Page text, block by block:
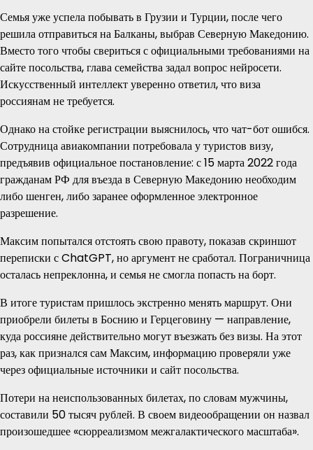
Семья уже успела побывать в Грузии и Турции, после чего
решила отправиться на Балканы, выбрав Северную Македонию.
Вместо того чтобы свериться с официальными требованиями на
сайте посольства, глава семейства задал вопрос нейросети.
Искусственный интеллект уверенно ответил, что виза
россиянам не требуется.
Однако на стойке регистрации выяснилось, что чат-бот ошибся.
Сотрудница авиакомпании потребовала у туристов визу,
предъявив официальное постановление: с 15 марта 2022 года
гражданам РФ для въезда в Северную Македонию необходим
либо шенген, либо заранее оформленное электронное
разрешение.
Максим попытался отстоять свою правоту, показав скриншот
переписки с ChatGPT, но аргумент не сработал. Пограничница
осталась непреклонна, и семья не смогла попасть на борт.
В итоге туристам пришлось экстренно менять маршрут. Они
приобрели билеты в Боснию и Герцеговину — направление,
куда россияне действительно могут въезжать без визы. На этот
раз, как признался сам Максим, информацию проверяли уже
через официальные источники и сайт посольства.
Потери на неиспользованных билетах, по словам мужчины,
составили 50 тысяч рублей. В своем видеообращении он назвал
произошедшее «сюрреализмом межгалактического масштаба».